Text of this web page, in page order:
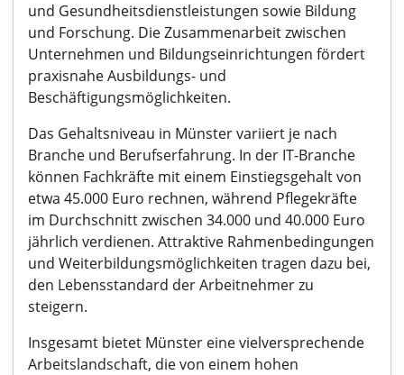
und Gesundheitsdienstleistungen sowie Bildung
und Forschung. Die Zusammenarbeit zwischen
Unternehmen und Bildungseinrichtungen fördert
praxisnahe Ausbildungs- und
Beschäftigungsmöglichkeiten.
Das Gehaltsniveau in Münster variiert je nach
Branche und Berufserfahrung. In der IT-Branche
können Fachkräfte mit einem Einstiegsgehalt von
etwa 45.000 Euro rechnen, während Pflegekräfte
im Durchschnitt zwischen 34.000 und 40.000 Euro
jährlich verdienen. Attraktive Rahmenbedingungen
und Weiterbildungsmöglichkeiten tragen dazu bei,
den Lebensstandard der Arbeitnehmer zu
steigern.
Insgesamt bietet Münster eine vielversprechende
Arbeitslandschaft, die von einem hohen